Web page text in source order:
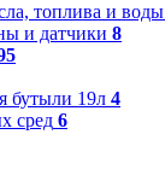
топлива и воды
и датчики 8
бутыли 19л 4
сред 6